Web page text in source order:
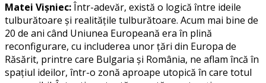
Matei Vișniec:Într-adevăr, există o logică între ideile
tulburătoare și realitățile tulburătoare. Acum mai bine de
20 de ani când Uniunea Europeană era în plină
reconfigurare, cu includerea unor țări din Europa de
Răsărit, printre care Bulgaria și România, ne aflam încă în
spațiul ideilor, într-o zonă aproape utopică în care totul